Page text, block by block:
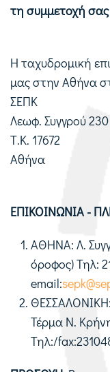
τη συμμετοχή
Η ταχυδρομική
μας στην Αθήνα
ΣΕΠΚ
Λεωφ. Συγγρού 230
Τ.Κ. 17672
Αθήνα
ΕΠΙΚΟΙΝΩΝΙΑ -
ΑΘΗΝΑ: Λ.
όροφος) Τηλ:
email:
ΘΕΣΣΑΛΟΝΙΚΗ:
Τέρμα Ν.
Τηλ:/